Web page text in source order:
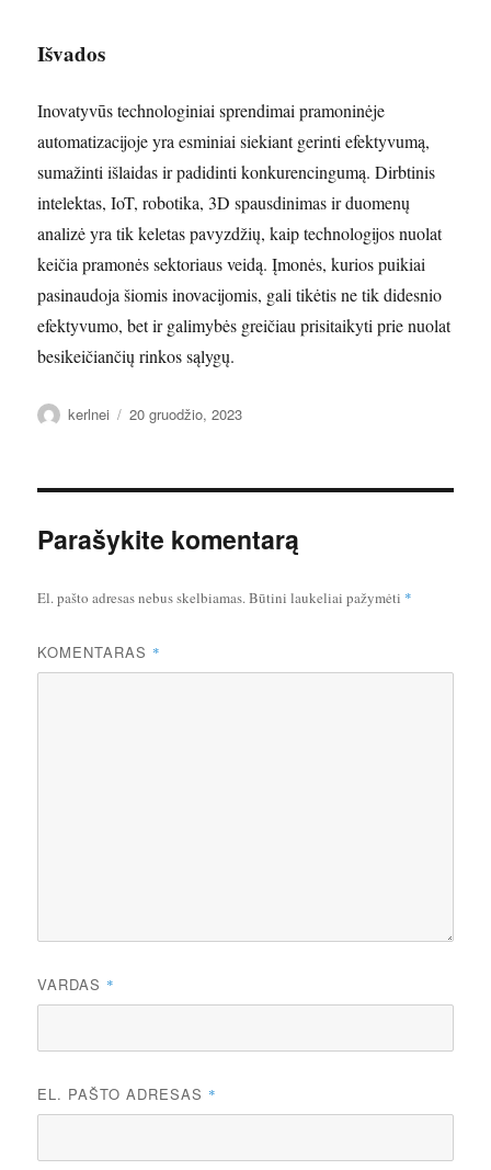
Išvados
Inovatyvūs technologiniai sprendimai pramoninėje
automatizacijoje yra esminiai siekiant gerinti efektyvumą,
sumažinti išlaidas ir padidinti konkurencingumą. Dirbtinis
intelektas, IoT, robotika, 3D spausdinimas ir duomenų
analizė yra tik keletas pavyzdžių, kaip technologijos nuolat
keičia pramonės sektoriaus veidą. Įmonės, kurios puikiai
pasinaudoja šiomis inovacijomis, gali tikėtis ne tik didesnio
efektyvumo, bet ir galimybės greičiau prisitaikyti prie nuolat
besikeičiančių rinkos sąlygų.
Autorius
kerlnei Paskelbta
20 gruodžio, 2023
Parašykite komentarą
El. pašto adresas nebus skelbiamas.Būtini laukeliai pažymėti *
KOMENTARAS *
VARDAS *
EL. PAŠTO ADRESAS *